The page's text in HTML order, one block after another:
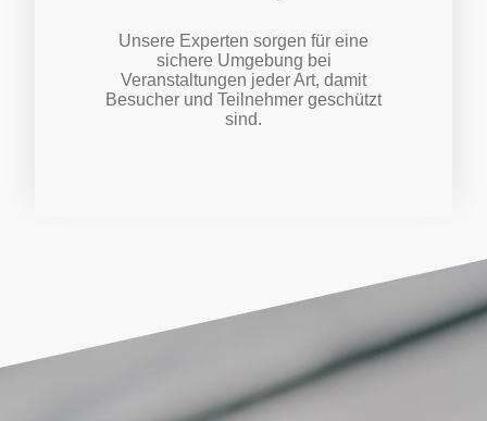
Unsere Experten sorgen für eine
sichere Umgebung bei
Veranstaltungen jeder Art, damit
Besucher und Teilnehmer geschützt
sind.